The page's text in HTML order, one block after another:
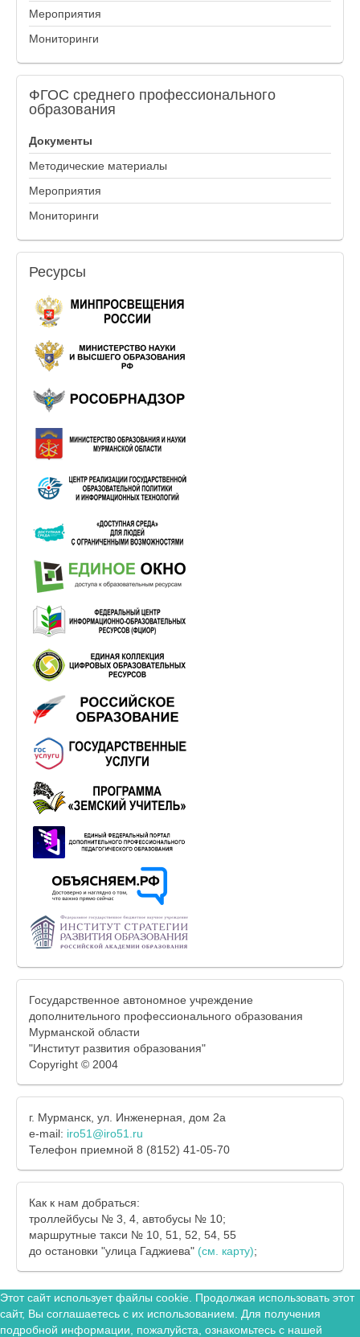
Мероприятия
Мониторинги
ФГОС среднего профессионального
образования
Документы
Методические материалы
Мероприятия
Мониторинги
Ресурсы
Государственное автономное учреждение
дополнительного профессионального образования
Мурманской области
"Институт развития образования"
Copyright © 2004
г. Мурманск, ул. Инженерная, дом 2а
e-mail: iro51@iro51.ru
Телефон приемной 8 (8152) 41-05-70
Как к нам добраться:
троллейбусы № 3, 4, автобусы № 10;
маршрутные такси № 10, 51, 52, 54, 55
до остановки "улица Гаджиева" (см. карту);
Этот сайт использует файлы cookie. Продолжая использовать этот
сайт, Вы соглашаетесь с их использованием. Для получения
подробной информации, пожалуйста, ознакомьтесь с нашей